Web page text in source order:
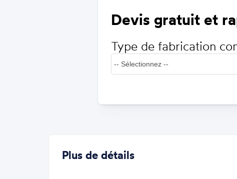
Devis gratuit et
Type de fabrication
Plus de détails